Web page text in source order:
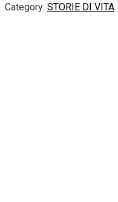
Category: STORIE DI VITA